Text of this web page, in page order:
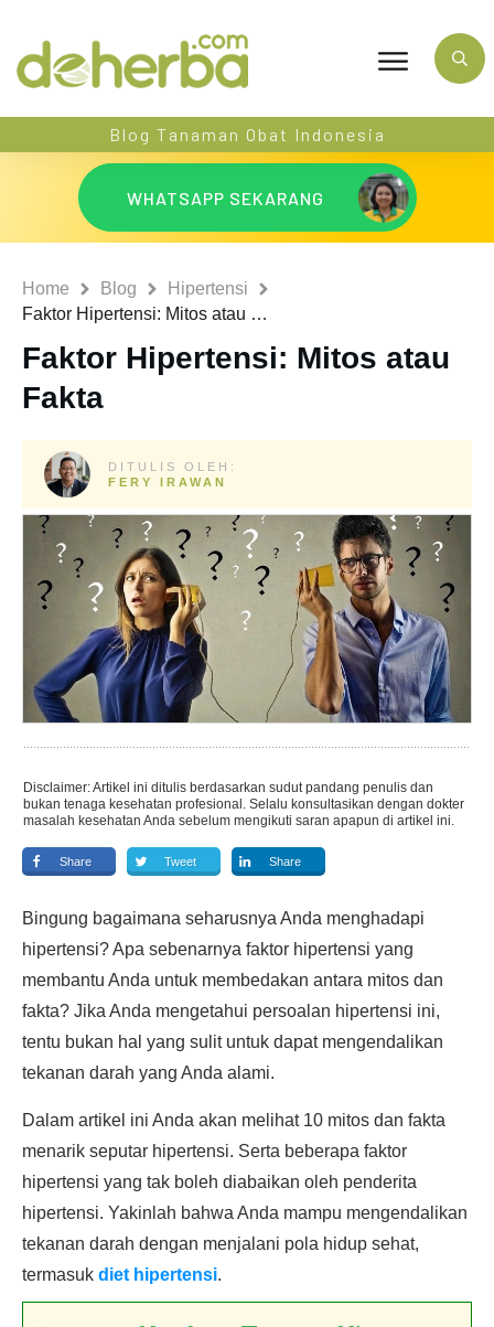
Blog Tanaman Obat Indonesia
WHATSAPP SEKARANG
Home Blog
Hipertensi
Faktor Hipertensi: Mitos atau Fakta
Faktor Hipertensi: Mitos atau
Fakta
DITULIS OLEH:
FERY IRAWAN
Disclaimer: Artikel ini ditulis berdasarkan sudut pandang penulis dan
bukan tenaga kesehatan profesional. Selalu konsultasikan dengan dokter
masalah kesehatan Anda sebelum mengikuti saran apapun di artikel ini.
Share Tweet Share
Bingung bagaimana seharusnya Anda menghadapi
hipertensi? Apa sebenarnya faktor hipertensi yang
membantu Anda untuk membedakan antara mitos dan
fakta? Jika Anda mengetahui persoalan hipertensi ini,
tentu bukan hal yang sulit untuk dapat mengendalikan
tekanan darah yang Anda alami.
Dalam artikel ini Anda akan melihat 10 mitos dan fakta
menarik seputar hipertensi. Serta beberapa faktor
hipertensi yang tak boleh diabaikan oleh penderita
hipertensi. Yakinlah bahwa Anda mampu mengendalikan
tekanan darah dengan menjalani pola hidup sehat,
termasuk diet hipertensi.